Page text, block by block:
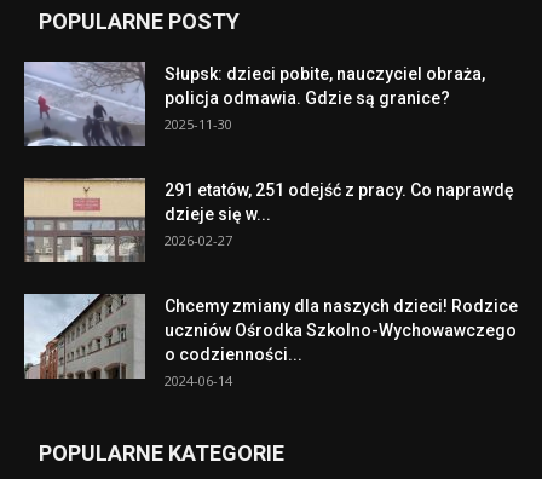
POPULARNE POSTY
Słupsk: dzieci pobite, nauczyciel obraża,
policja odmawia. Gdzie są granice?
2025-11-30
291 etatów, 251 odejść z pracy. Co naprawdę
dzieje się w...
2026-02-27
Chcemy zmiany dla naszych dzieci! Rodzice
uczniów Ośrodka Szkolno-Wychowawczego
o codzienności...
2024-06-14
POPULARNE KATEGORIE